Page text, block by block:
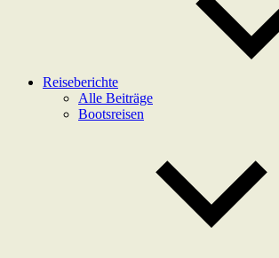
Reiseberichte
Alle Beiträge
Bootsreisen